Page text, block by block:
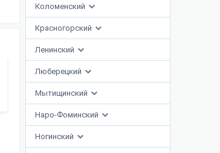
Коломенский
Красногорский
Ленинский
Люберецкий
Мытищинский
Наро-Фоминский
Ногинский